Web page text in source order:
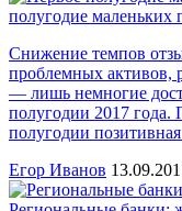
полугодие маленьких
Снижение темпов
проблемных активов,
— лишь немногие
полугодии 2017 года.
полугодии
Егор Иванов